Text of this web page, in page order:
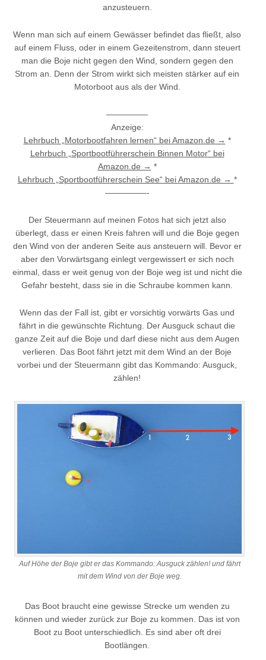
anzusteuern.
Wenn man sich auf einem Gewässer befindet das fließt, also
auf einem Fluss, oder in einem Gezeitenstrom, dann steuert
man die Boje nicht gegen den Wind, sondern gegen den
Strom an. Denn der Strom wirkt sich meisten stärker auf ein
Motorboot aus als der Wind.
—————
Anzeige:
Lehrbuch „Motorbootfahren lernen“ bei Amazon.de → *
Lehrbuch „Sportbootführerschein Binnen Motor“ bei
Amazon.de → *
Lehrbuch „Sportbootführerschein See“ bei Amazon.de → *
—————-
Der Steuermann auf meinen Fotos hat sich jetzt also
überlegt, dass er einen Kreis fahren will und die Boje gegen
den Wind von der anderen Seite aus ansteuern will. Bevor er
aber den Vorwärtsgang einlegt vergewissert er sich noch
einmal, dass er weit genug von der Boje weg ist und nicht die
Gefahr besteht, dass sie in die Schraube kommen kann.
Wenn das der Fall ist, gibt er vorsichtig vorwärts Gas und
fährt in die gewünschte Richtung. Der Ausguck schaut die
ganze Zeit auf die Boje und darf diese nicht aus dem Augen
verlieren. Das Boot fährt jetzt mit dem Wind an der Boje
vorbei und der Steuermann gibt das Kommando: Ausguck,
zählen!
Auf Höhe der Boje gibt er das Kommando: Ausguck zählen! und fährt
mit dem Wind von der Boje weg.
Das Boot braucht eine gewisse Strecke um wenden zu
können und wieder zurück zur Boje zu kommen. Das ist von
Boot zu Boot unterschiedlich. Es sind aber oft drei
Bootlängen.